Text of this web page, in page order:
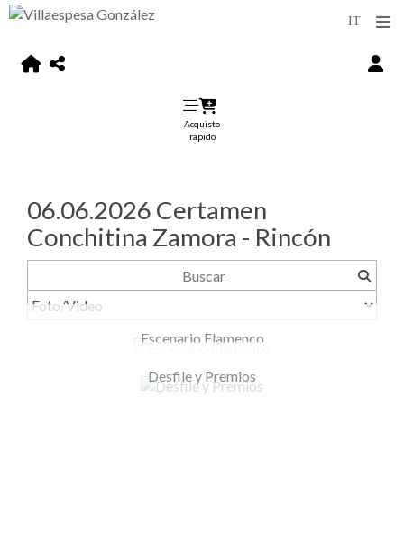
Acquisto
rapido
06.06.2026 Certamen
Conchitina Zamora - Rincón
Escenario Flamenco
Desfile y Premios